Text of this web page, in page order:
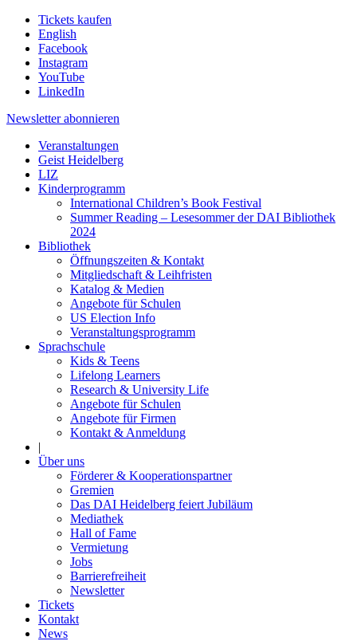
Tickets kaufen
English
Facebook
Instagram
YouTube
LinkedIn
Newsletter abonnieren
Veranstaltungen
Geist Heidelberg
LIZ
Kinderprogramm
International Children’s Book Festival
Summer Reading – Lesesommer der DAI Bibliothek
2024
Bibliothek
Öffnungszeiten & Kontakt
Mitgliedschaft & Leihfristen
Katalog & Medien
Angebote für Schulen
US Election Info
Veranstaltungsprogramm
Sprachschule
Kids & Teens
Lifelong Learners
Research & University Life
Angebote für Schulen
Angebote für Firmen
Kontakt & Anmeldung
|
Über uns
Förderer & Kooperationspartner
Gremien
Das DAI Heidelberg feiert Jubiläum
Mediathek
Hall of Fame
Vermietung
Jobs
Barrierefreiheit
Newsletter
Tickets
Kontakt
News